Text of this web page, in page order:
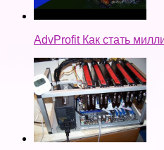
AdvProfit Как стать